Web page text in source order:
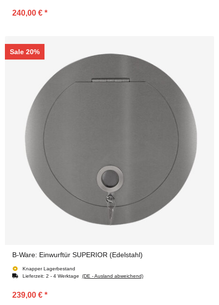
240,00 € *
Sale 20%
B-Ware: Einwurftür SUPERIOR (Edelstahl)
Knapper Lagerbestand
Lieferzeit: 2 - 4 Werktage (DE - Ausland abweichend)
239,00 € *